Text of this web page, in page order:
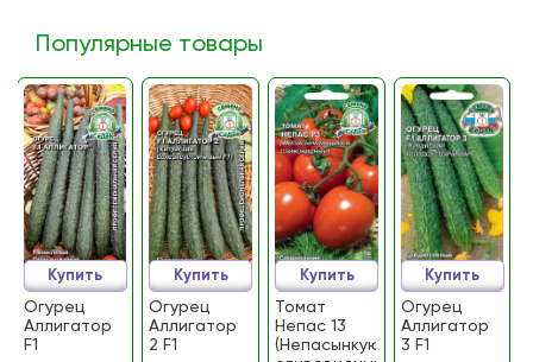
Популярные товары
Огурец
Аллигатор
F1
Купить
Огурец
Аллигатор
2 F1
Купить
Томат
Непас 13
(Непасынкующийся
Купить
Огурец
Аллигатор
3 F1
Купить